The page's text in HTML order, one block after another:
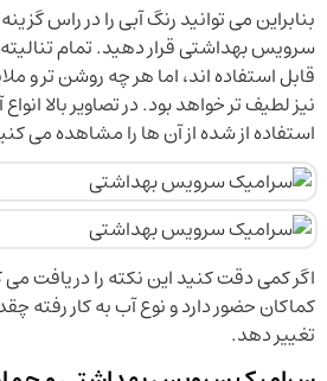
بنابراین می توانید رنگ آبی را در راس
سرویس بهداشتی قرار دهید. تمام
قابل استفاده اند، اما هر چه روشن تر و
نیز لطیف تر خواهد بود. در تصاویر بالا
استفاده از شده از آن ها را مشاهده می
اگر کمی دقت کنید این نکته را دریافت
کماکان حضور دارد و نوع آب به کار رفته
تغییر دهد.